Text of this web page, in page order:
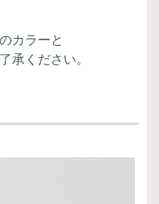
カラーと
承ください。